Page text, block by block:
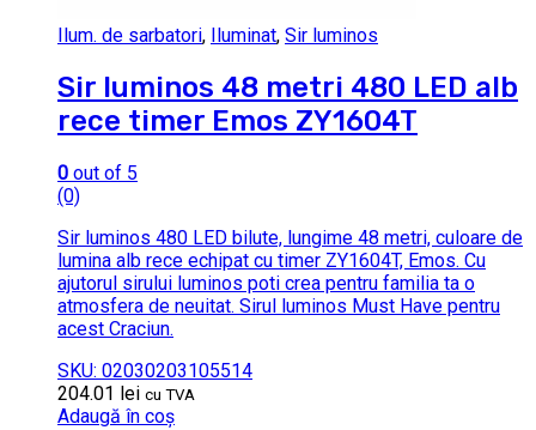
Ilum. de sarbatori, Iluminat, Sir luminos
Sir luminos 48 metri 480 LED alb
rece timer Emos ZY1604T
0 out of 5
(0)
Sir luminos 480 LED bilute, lungime 48 metri, culoare de
lumina alb rece echipat cu timer ZY1604T, Emos. Cu
ajutorul sirului luminos poti crea pentru familia ta o
atmosfera de neuitat. Sirul luminos Must Have pentru
acest Craciun.
SKU: 02030203105514
204.01 lei cu TVA
Adaugă în coș